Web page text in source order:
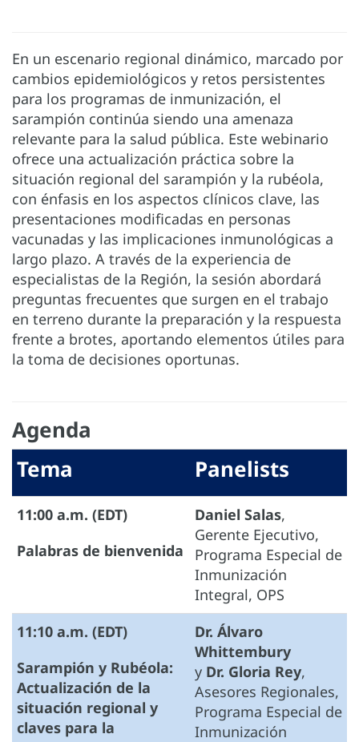
En un escenario regional dinámico, marcado por
cambios epidemiológicos y retos persistentes
para los programas de inmunización, el
sarampión continúa siendo una amenaza
relevante para la salud pública. Este webinario
ofrece una actualización práctica sobre la
situación regional del sarampión y la rubéola,
con énfasis en los aspectos clínicos clave, las
presentaciones modificadas en personas
vacunadas y las implicaciones inmunológicas a
largo plazo. A través de la experiencia de
especialistas de la Región, la sesión abordará
preguntas frecuentes que surgen en el trabajo
en terreno durante la preparación y la respuesta
frente a brotes, aportando elementos útiles para
la toma de decisiones oportunas.
Agenda
Tema
Panelists
11:00 a.m. (EDT)
Palabras de bienvenida
Daniel Salas,
Gerente Ejecutivo,
Programa Especial de
Inmunización
Integral, OPS
11:10 a.m. (EDT)
Sarampión y Rubéola:
Actualización de la
situación regional y
claves para la
Dr. Álvaro
Whittembury
y Dr. Gloria Rey,
Asesores Regionales,
Programa Especial de
Inmunización